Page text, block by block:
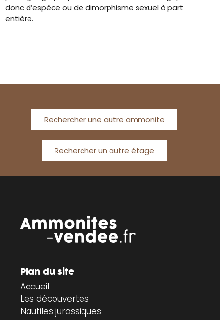
donc d’espèce ou de dimorphisme sexuel à part
entière.
Rechercher une autre ammonite
Rechercher un autre étage
Plan du site
Accueil
Les découvertes
Nautiles jurassiques